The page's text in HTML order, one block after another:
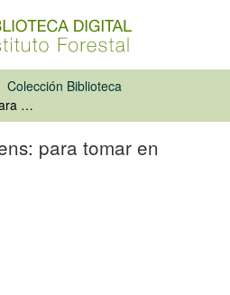
Colección Biblioteca
Sequoia sempervirens: para tomar en cuenta
para tomar en